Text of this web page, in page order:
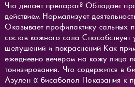
Что делает препарат? Обладает
действием Нормализует
Оказывает профилактику сальных
состав кожного сала Способствует
шелушений и покраснений Как
ежедневно вечером на кожу лица
тонизирования. Что содержится в
Азулен α-бисаболол Показания к